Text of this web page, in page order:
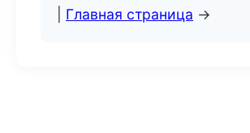
Главная страница →